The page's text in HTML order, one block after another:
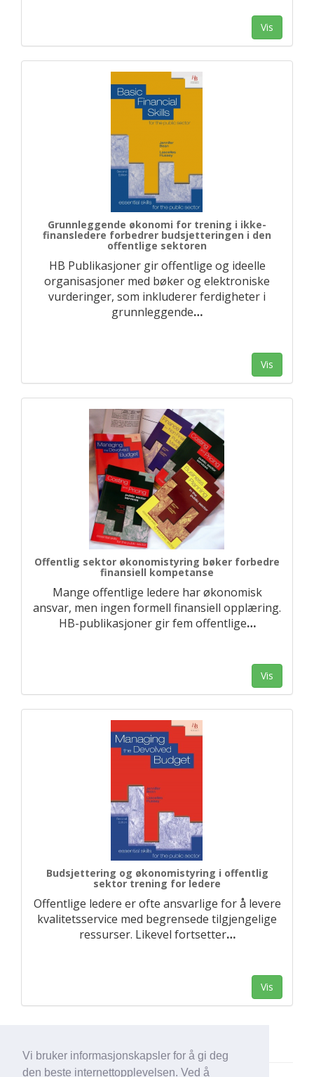
Vi bruker informasjonskapsler for å gi deg
den beste internettopplevelsen. Ved å
Vis
Grunnleggende økonomi for trening i ikke-
finansledere forbedrer budsjetteringen i den
offentlige sektoren
HB Publikasjoner gir offentlige og ideelle
organisasjoner med bøker og elektroniske
vurderinger, som inkluderer ferdigheter i
grunnleggende…
Vis
Offentlig sektor økonomistyring bøker forbedre
finansiell kompetanse
Mange offentlige ledere har økonomisk
ansvar, men ingen formell finansiell opplæring.
HB-publikasjoner gir fem offentlige…
Vis
Budsjettering og økonomistyring i offentlig
sektor trening for ledere
Offentlige ledere er ofte ansvarlige for å levere
kvalitetsservice med begrensede tilgjengelige
ressurser. Likevel fortsetter…
Vis